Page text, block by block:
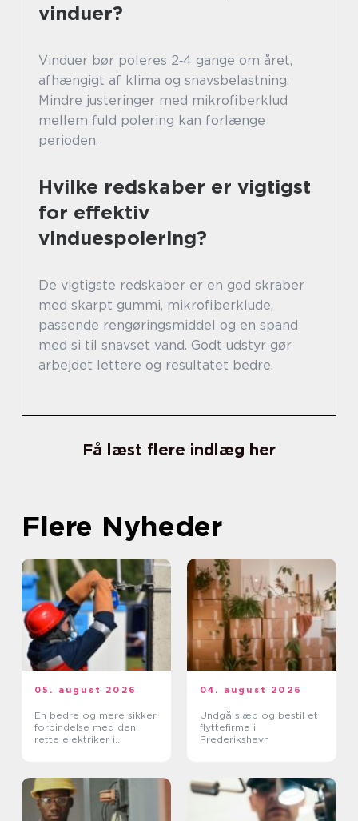
vinduer?
Vinduer bør poleres 2‑4 gange om året,
afhængigt af klima og snavsbelastning.
Mindre justeringer med mikrofiberklud
mellem fuld polering kan forlænge
perioden.
Hvilke redskaber er vigtigst
for effektiv
vinduespolering?
De vigtigste redskaber er en god skraber
med skarpt gummi, mikrofiberklude,
passende rengøringsmiddel og en spand
med si til snavset vand. Godt udstyr gør
arbejdet lettere og resultatet bedre.
Få læst flere indlæg her
Flere Nyheder
05. august 2026
En bedre og mere sikker
forbindelse med den
rette elektriker i
04. august 2026
Undgå slæb og bestil et
flyttefirma i
Frederikshavn